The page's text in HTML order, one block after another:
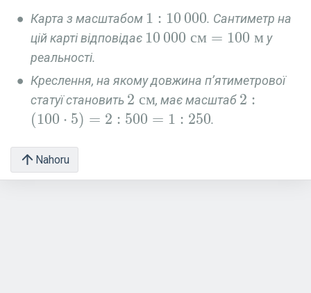
Карта з масштабом 1 :
10\,000
1 : 10 000. Сантиметр на
цій карті відповідає 10\,000\
= 100\
\text{м}
10 000 см = 100 му
реальності.
Креслення, на якому довжина п’ятиметрової
статуї становить 2\
\text{см}
2 см, має масштаб 2 :
2 :
(100 ⋅ 5) = 2 : 500 = 1 : 250.
Nahoru